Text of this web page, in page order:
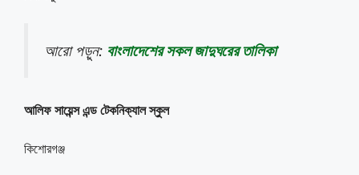
আরো পড়ুন: বাংলাদেশের সকল জাদুঘরের তালিকা
আলিফ সায়েন্স এন্ড টেকনিক্যাল স্কুল
কিশোরগঞ্জ